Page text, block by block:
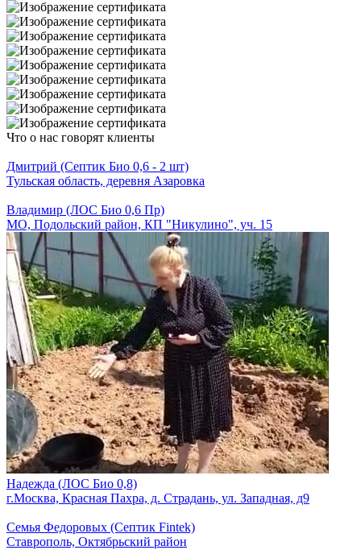
Что о нас говорят клиенты
Дмитрий (Септик Био 0,6 - 2 шт)
Тульская область, деревня Азаровка
Владимир (ЛОС Био 0,6 Пр)
МО, Подольский район, КП "Никулино", уч. 15
Надежда (ЛОС Био 0,8)
г.Москва, Красная Пахра, д. Страдань, ул. Западная, д9
Семья Федоровых (Септик Fintek)
Ставрополь, Октябрьский район